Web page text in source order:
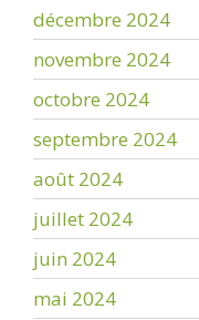
décembre 2024
novembre 2024
octobre 2024
septembre 2024
août 2024
juillet 2024
juin 2024
mai 2024